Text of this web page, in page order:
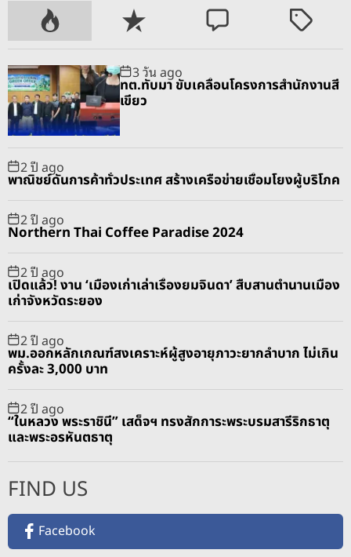
P
o
p
u
l
a
r
R
e
c
e
n
C
o
m
m
e
T
g
g
e
3 วัน ago
ทต.ทับมา ขับเคลื่อนโครงการสำนักงานสี
เขียว
2 ปี ago
พาณิชย์ดันการค้าทั่วประเทศ สร้างเครือข่ายเชื่อมโยงผู้บริโภค
2 ปี ago
Northern Thai Coffee Paradise 2024
2 ปี ago
เปิดแล้ว! งาน ‘เมืองเก่าเล่าเรื่องยมจินดา’ สืบสานตำนานเมือง
เก่าจังหวัดระยอง
2 ปี ago
พม.ออกหลักเกณฑ์สงเคราะห์ผู้สูงอายุภาวะยากลำบาก ไม่เกิน
ครั้งละ 3,000 บาท
2 ปี ago
“ในหลวง พระราชินี” เสด็จฯ ทรงสักการะพระบรมสารีริกธาตุ
และพระอรหันตธาตุ
FIND US
Facebook